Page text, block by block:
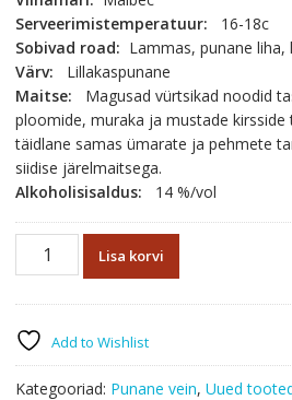
Serveerimistemperatuur: 16-18c
Sobivad road: Lammas, punane liha,
Värv: Lillakaspunane
Maitse: Magusad vürtsikad noodid
ploomide, muraka ja mustade kirsside
täidlane samas ümarate ja pehmete
siidise järelmaitsega.
Alkoholisisaldus: 14 %/vol
Little
2022
kogus
Lisa korvi
Add to Wishlist
Kategooriad: Punane vein, Uued